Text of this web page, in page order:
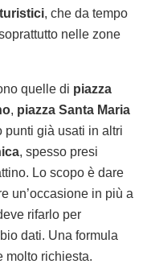
, che da tempo
nelle zone
quelle di piazza
, piazza Santa Maria
punti già usati in altri
, spesso presi
Lo scopo è dare
un’occasione in più a
rifarlo per
dati. Una formula
molto richiesta.